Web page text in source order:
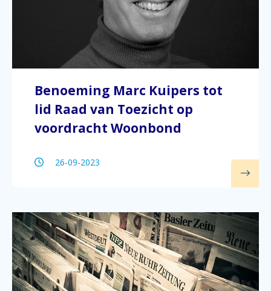
Benoeming Marc Kuipers tot
lid Raad van Toezicht op
voordracht Woonbond
26-09-2023